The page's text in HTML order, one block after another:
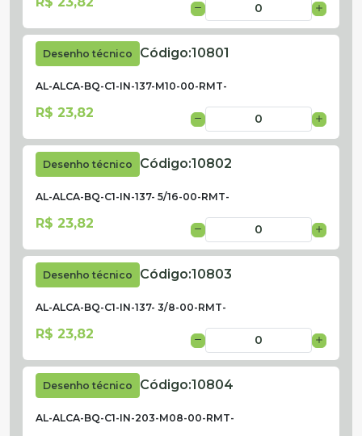
Desenho técnico Código:10801
AL-ALCA-BQ-C1-IN-137-M10-00-RMT-
R$ 23,82
Desenho técnico Código:10802
AL-ALCA-BQ-C1-IN-137- 5/16-00-RMT-
R$ 23,82
Desenho técnico Código:10803
AL-ALCA-BQ-C1-IN-137- 3/8-00-RMT-
R$ 23,82
Desenho técnico Código:10804
AL-ALCA-BQ-C1-IN-203-M08-00-RMT-